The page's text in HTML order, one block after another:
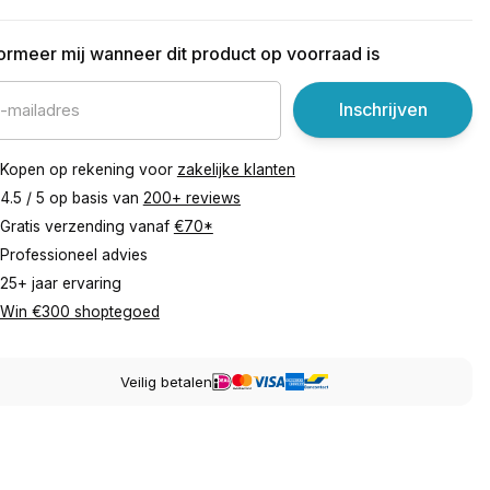
mij wanneer dit product op voorraad is
Inschrijven
Kopen op rekening voor zakelijke klanten
4.5 / 5 op basis van 200+ reviews
Gratis verzending vanaf €70*
Professioneel advies
25+ jaar ervaring
Win €300 shoptegoed
Veilig betalen